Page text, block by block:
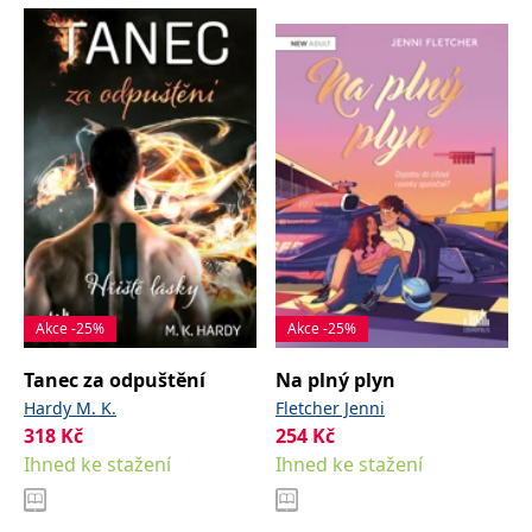
Akce -25%
Tanec za odpuštění
Hardy M. K.
318 Kč
Ihned ke stažení
Akce -25%
Na plný plyn
Fletcher Jenni
254 Kč
Ihned ke stažení